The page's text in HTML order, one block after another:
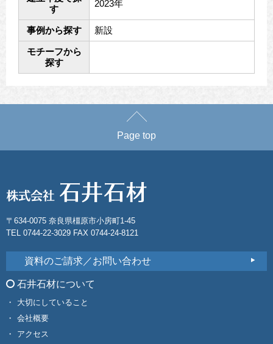
す
2023年
事例から探す 新設
モチーフから
探す
Page top
〒634-0075 奈良県橿原市小房町1-45
TEL 0744-22-3029 FAX 0744-24-8121
資料のご請求／お問い合わせ
石井石材について
大切にしていること
会社概要
アクセス